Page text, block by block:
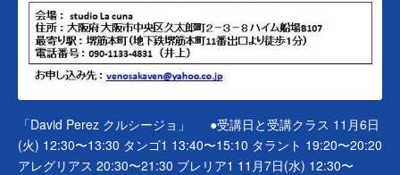
「David Perez クルシージョ」 　 ●受講日と受講クラス 11月6日
(火) 12:30〜13:30 タンゴ1 13:40〜15:10 タラント 19:20〜20:20
アレグリアス 20:30〜21:30 ブレリア1 11月7日(水) 12:30〜